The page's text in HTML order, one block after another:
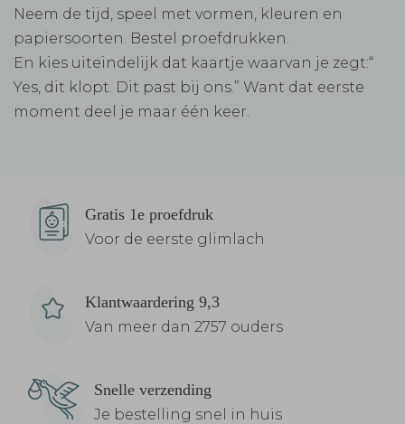
Neem de tijd, speel met vormen, kleuren en
papiersoorten. Bestel proefdrukken.
En kies uiteindelijk dat kaartje waarvan je zegt:“
Yes, dit klopt. Dit past bij ons.” Want dat eerste
moment deel je maar één keer.
Gratis 1e proefdruk
Voor de eerste glimlach
Klantwaardering 9,3
Van meer dan 2757 ouders
Snelle verzending
Je bestelling snel in huis